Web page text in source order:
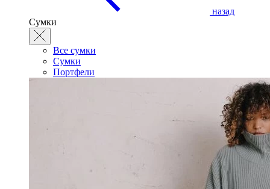
назад
Сумки
Все сумки
Сумки
Портфели